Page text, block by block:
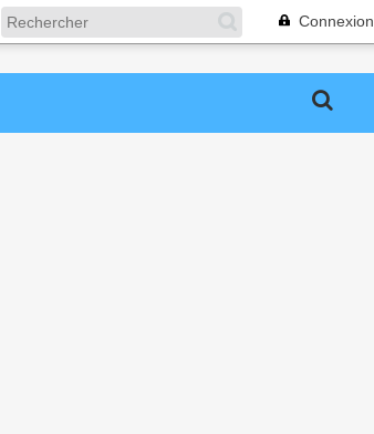
Connexion